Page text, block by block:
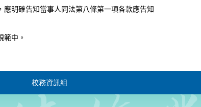
明確告知當事人同法第八條第一項各款應告知
中。
校務資訊組